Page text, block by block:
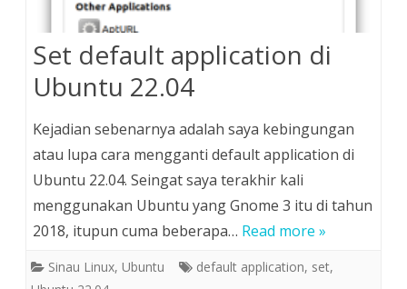
Set default application di
Ubuntu 22.04
Kejadian sebenarnya adalah saya kebingungan
atau lupa cara mengganti default application di
Ubuntu 22.04. Seingat saya terakhir kali
menggunakan Ubuntu yang Gnome 3 itu di tahun
2018, itupun cuma beberapa… Read more »
Sinau Linux, Ubuntu default application, set,